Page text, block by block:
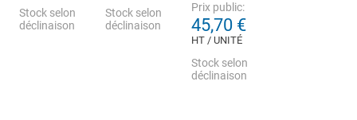
Stock selon
déclinaison
Stock selon
déclinaison
Prix public:
45,70 €
HT / UNITÉ
Stock selon
déclinaison